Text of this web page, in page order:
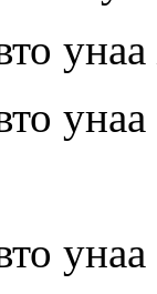
унаа
унаа